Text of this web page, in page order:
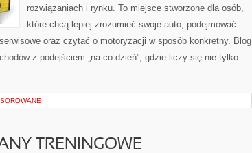
rozwiązaniach i rynku. To miejsce stworzone dla osób,
które chcą lepiej zrozumieć swoje auto, podejmować
oraz czytać o motoryzacji w sposób konkretny. Blog
z podejściem „na co dzień”, gdzie liczy się nie tylko
TRENINGOWE